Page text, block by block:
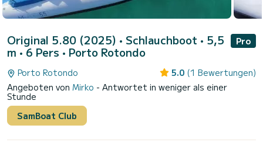
Original 5.80 (2025) • Schlauchboot • 5,5
m • 6 Pers • Porto Rotondo
Pro
Porto Rotondo 5.0 (1 Bewertungen)
Angeboten von Mirko - Antwortet in weniger als einer
Stunde
SamBoat Club